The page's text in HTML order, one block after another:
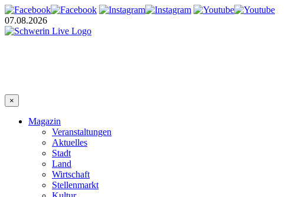
07.08.2026
×
Magazin
Veranstaltungen
Aktuelles
Stadt
Land
Wirtschaft
Stellenmarkt